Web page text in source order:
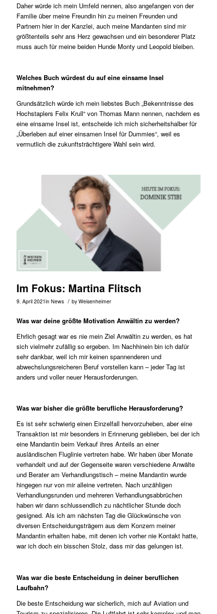
Daher würde ich mein Umfeld nennen, also angefangen von der
Familie über meine Freundin hin zu meinen Freunden und
Partnern hier in der Kanzlei, auch meine Mandanten sind mir
größtenteils sehr ans Herz gewachsen und ein besonderer Platz
muss auch für meine beiden Hunde Monty und Leopold bleiben.
Welches Buch würdest du auf eine einsame Insel
mitnehmen?
Grundsätzlich würde ich mein liebstes Buch „Bekenntnisse des
Hochstaplers Felix Krull“ von Thomas Mann nennen, nachdem es
eine einsame Insel ist, entscheide ich mich sicherheitshalber für
„Überleben auf einer einsamen Insel für Dummies“, weil es
vermutlich die zukunftsträchtigere Wahl sein wird.
Im Fokus: Martina Flitsch
9. April 2021in News / by Weisenheimer
Was war deine größte Motivation Anwältin zu werden?
Ehrlich gesagt war es nie mein Ziel Anwältin zu werden, es hat
sich vielmehr zufällig so ergeben. Im Nachhinein bin ich dafür
sehr dankbar, weil ich mir keinen spannenderen und
abwechslungsreicheren Beruf vorstellen kann – jeder Tag ist
anders und voller neuer Herausforderungen.
Was war bisher die größte berufliche Herausforderung?
Es ist sehr schwierig einen Einzelfall hervorzuheben, aber eine
Transaktion ist mir besonders in Erinnerung geblieben, bei der ich
eine Mandantin beim Verkauf ihres Anteils an einer
ausländischen Fluglinie vertreten habe. Wir haben über Monate
verhandelt und auf der Gegenseite waren verschiedene Anwälte
und Berater am Verhandlungstisch – meine Mandantin wurde
hingegen nur von mir alleine vertreten. Nach unzähligen
Verhandlungsrunden und mehreren Verhandlungsabbrüchen
haben wir dann schlussendlich zu nächtlicher Stunde doch
gesigned. Als ich am nächsten Tag die Glückwünsche von
diversen Entscheidungsträgern aus dem Konzern meiner
Mandantin erhalten habe, mit denen ich vorher nie Kontakt hatte,
war ich doch ein bisschen Stolz, dass mir das gelungen ist.
Was war die beste Entscheidung in deiner beruflichen
Laufbahn?
Die beste Entscheidung war sicherlich, mich auf Aviation und